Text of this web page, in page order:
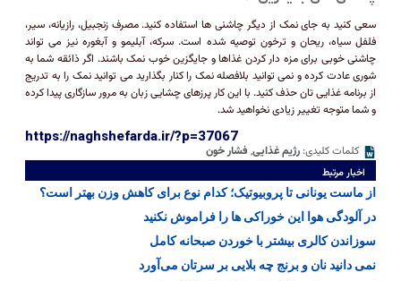
سعی کنید به جای نمک از دیگر چاشنی ها استفاده کنید. مصرف زنجبیل، رازیانه، سیر،
فلفل سیاه، ریحان و ترخون توصیه شده است. سرکه، آبلیمو و آبغوره نیز می تواند
چاشنی خوبی برای مزه دار کردن غذاها و جایگزین خوب نمک باشند. اگر ذائقه شما به
شوری عادت کرده و نمی توانید بلافصله نمک را کنار بگذارید می توانید نمک را به تدریج
از برنامه غذایی تان حذف کنید. با این کار پرزهای چشایی زبان به مرور سازگاری پیدا کرده
و شما متوجه تغییر زیادی نخواهید شد.
https://naghshefarda.ir/?p=37067
کلمات کلیدی: رژیم غذایی, فشار خون
اخبار مرتبط
از ماست یونانی تا پروبیوتیک؛ کدام نوع برای کاهش وزن بهتر است؟
در آلودگی هوا این خوراکی ها را فراموش نکنید
سوزاندن کالری بیشتر با خوردن صبحانه کامل
نمی دانید نان و برنج چه بلایی بر سرتان می‌آورد